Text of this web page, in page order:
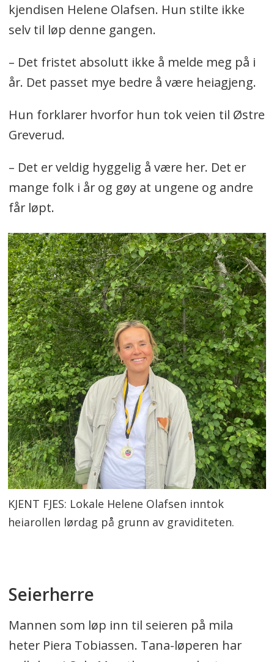
kjendisen Helene Olafsen. Hun stilte ikke
selv til løp denne gangen.
– Det fristet absolutt ikke å melde meg på i
år. Det passet mye bedre å være heiagjeng.
Hun forklarer hvorfor hun tok veien til Østre
Greverud.
– Det er veldig hyggelig å være her. Det er
mange folk i år og gøy at ungene og andre
får løpt.
KJENT FJES: Lokale Helene Olafsen inntok
heiarollen lørdag på grunn av graviditeten.
Seierherre
Mannen som løp inn til seieren på mila
heter Piera Tobiassen. Tana-løperen har